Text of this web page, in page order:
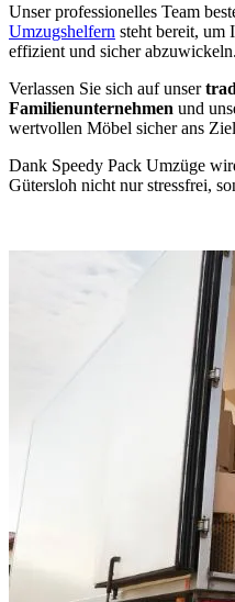
Unser professionelles Team
Umzugshelfern steht bereit, um
effizient und sicher abzuwickeln.
Verlassen Sie sich auf unser
Familienunternehmen und
wertvollen Möbel sicher ans
Dank Speedy Pack Umzüge
Gütersloh nicht nur stressfrei,